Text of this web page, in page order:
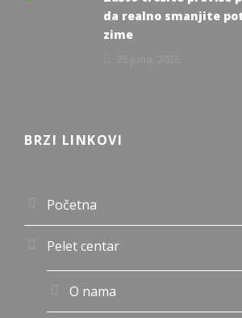
da realno smanjite
zime
BRZI LINKOVI
Početna
Pelet centar
O nama